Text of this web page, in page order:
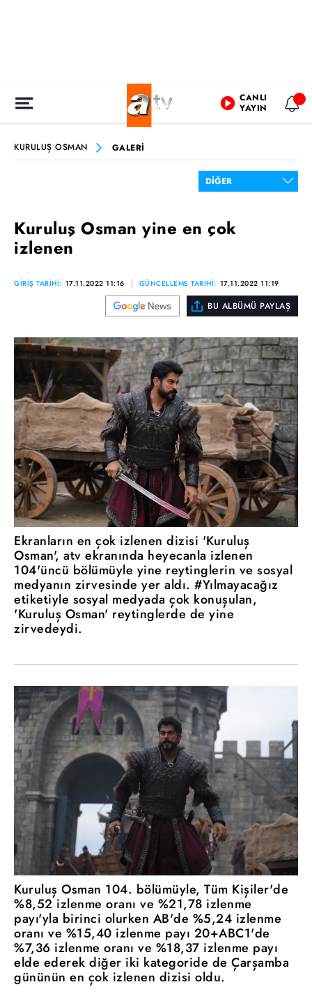
CANLI
YAYIN
KURULUŞ OSMAN GALERİ
Kuruluş Osman yine en çok
izlenen
GİRİŞ TARİHİ: 17.11.2022 11:16 GÜNCELLEME TARİHİ: 17.11.2022 11:19
BU ALBÜMÜ PAYLAŞ
Ekranların en çok izlenen dizisi 'Kuruluş
Osman', atv ekranında heyecanla izlenen
104'üncü bölümüyle yine reytinglerin ve sosyal
medyanın zirvesinde yer aldı. #Yılmayacağız
etiketiyle sosyal medyada çok konuşulan,
'Kuruluş Osman' reytinglerde de yine
zirvedeydi.
Kuruluş Osman 104. bölümüyle, Tüm Kişiler'de
%8,52 izlenme oranı ve %21,78 izlenme
payı'yla birinci olurken AB'de %5,24 izlenme
oranı ve %15,40 izlenme payı 20+ABC1'de
%7,36 izlenme oranı ve %18,37 izlenme payı
elde ederek diğer iki kategoride de Çarşamba
gününün en çok izlenen dizisi oldu.